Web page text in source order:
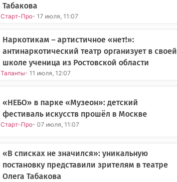
Табакова
Старт-Про- 17 июля, 11:07
Наркотикам – артистичное «нет!»:
антинаркотический театр организует в своей
школе ученица из Ростовской области
Таланты- 11 июля, 12:07
«НЕБО» в парке «Музеон»: детский
фестиваль искусств прошёл в Москве
Старт-Про- 07 июля, 11:07
«В списках не значился»: уникальную
постановку представили зрителям в театре
Олега Табакова